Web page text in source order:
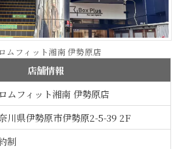
ムフィット湘南 伊勢原店
店舗情報
ムフィット湘南 伊勢原店
川県伊勢原市伊勢原2-5-39 2F
制